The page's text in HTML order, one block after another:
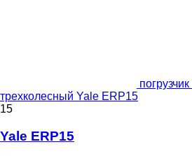
трехколесный Yale ERP15
15
Yale ERP15